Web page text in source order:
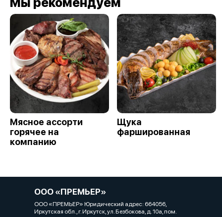
Мясное ассорти
горячее на
компанию
Щука
фаршированная
ООО «ПРЕМЬЕР»
ООО «ПРЕМЬЕР» Юридический адрес: 664056,
Иркутская обл., г. Иркутск, ул. Безбокова, д. 10а, пом.